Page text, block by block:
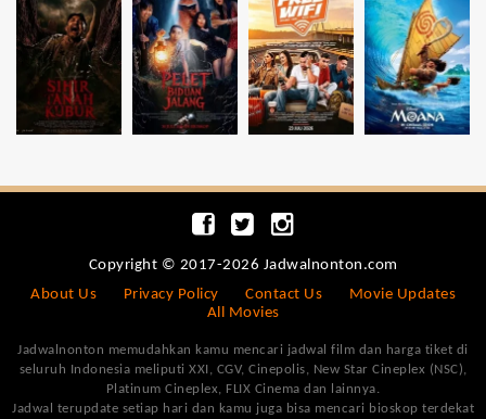
Copyright © 2017-2026 Jadwalnonton.com
About Us
Privacy Policy Contact Us
Movie Updates
All Movies
Jadwalnonton memudahkan kamu mencari jadwal film dan harga tiket di
seluruh Indonesia meliputi XXI, CGV, Cinepolis, New Star Cineplex (NSC),
Platinum Cineplex, FLIX Cinema dan lainnya.
Jadwal terupdate setiap hari dan kamu juga bisa mencari bioskop terdekat